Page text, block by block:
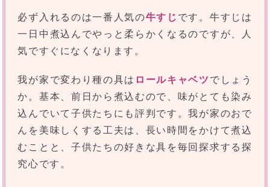
必ず入れるのは一番人気の牛すじ です。牛すじは
一日中煮込んでやっと柔らかくなるのですが、人
気ですぐになくなります。
我が家で変わり種の具は ロールキャベツ でしょう
か。基本、前日から煮込むので、味がとても染み
込んでいて子供たちにも評判です。我が家のおで
んを美味しくする工夫は、長い時間をかけて煮込
むことと、子供たちの好きな具を毎回探求する探
究心です。